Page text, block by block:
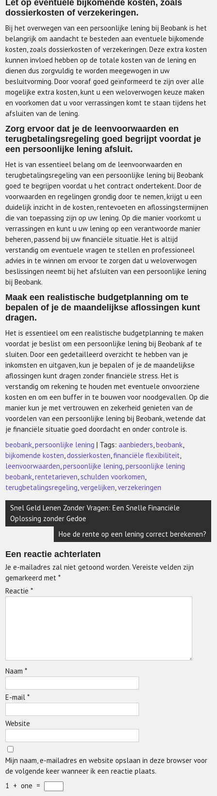
Let op eventuele bijkomende kosten, zoals
dossierkosten of verzekeringen.
Bij het overwegen van een persoonlijke lening bij Beobank is het
belangrijk om aandacht te besteden aan eventuele bijkomende
kosten, zoals dossierkosten of verzekeringen. Deze extra kosten
kunnen invloed hebben op de totale kosten van de lening en
dienen dus zorgvuldig te worden meegewogen in uw
besluitvorming. Door vooraf goed geïnformeerd te zijn over alle
mogelijke extra kosten, kunt u een weloverwogen keuze maken
en voorkomen dat u voor verrassingen komt te staan tijdens het
afsluiten van de lening.
Zorg ervoor dat je de leenvoorwaarden en
terugbetalingsregeling goed begrijpt voordat je
een persoonlijke lening afsluit.
Het is van essentieel belang om de leenvoorwaarden en
terugbetalingsregeling van een persoonlijke lening bij Beobank
goed te begrijpen voordat u het contract ondertekent. Door de
voorwaarden en regelingen grondig door te nemen, krijgt u een
duidelijk inzicht in de kosten, rentevoeten en aflossingstermijnen
die van toepassing zijn op uw lening. Op die manier voorkomt u
verrassingen en kunt u uw lening op een verantwoorde manier
beheren, passend bij uw financiële situatie. Het is altijd
verstandig om eventuele vragen te stellen en professioneel
advies in te winnen om ervoor te zorgen dat u weloverwogen
beslissingen neemt bij het afsluiten van een persoonlijke lening
bij Beobank.
Maak een realistische budgetplanning om te
bepalen of je de maandelijkse aflossingen kunt
dragen.
Het is essentieel om een realistische budgetplanning te maken
voordat je beslist om een persoonlijke lening bij Beobank af te
sluiten. Door een gedetailleerd overzicht te hebben van je
inkomsten en uitgaven, kun je bepalen of je de maandelijkse
aflossingen kunt dragen zonder financiële stress. Het is
verstandig om rekening te houden met eventuele onvoorziene
kosten en om een buffer in te bouwen voor noodgevallen. Op die
manier kun je met vertrouwen en zekerheid genieten van de
voordelen van een persoonlijke lening bij Beobank, wetende dat
je financiële situatie goed doordacht en onder controle is.
beobank,persoonlijke lening | Tags:aanbieders,beobank,
bijkomende kosten,dossierkosten,financiële flexibiliteit,
leenvoorwaarden,persoonlijke lening,persoonlijke lening
beobank,rentetarieven,schulden voorkomen,
terugbetalingsregeling,vergelijken,verzekeringen
Berichtnavigatie
Snel Geld Lenen Zonder Vragen: Een Snelle Financiële
Oplossing zonder Gedoe
Hoe de rente op een lening correct berekenen?
Een reactie achterlaten
Je e-mailadres zal niet getoond worden. Vereiste velden zijn
gemarkeerd met*
Reactie*
Naam*
E-mail*
Website
Mijn naam, e-mailadres en website opslaan in deze browser voor
de volgende keer wanneer ik een reactie plaats.
1 + one =